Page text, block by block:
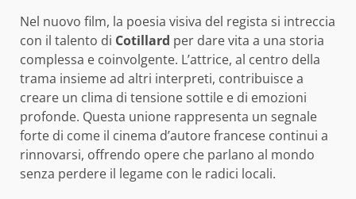
Nel nuovo film, la poesia visiva del regista si intreccia
con il talento di Cotillard per dare vita a una storia
complessa e coinvolgente. L’attrice, al centro della
trama insieme ad altri interpreti, contribuisce a
creare un clima di tensione sottile e di emozioni
profonde. Questa unione rappresenta un segnale
forte di come il cinema d’autore francese continui a
rinnovarsi, offrendo opere che parlano al mondo
senza perdere il legame con le radici locali.